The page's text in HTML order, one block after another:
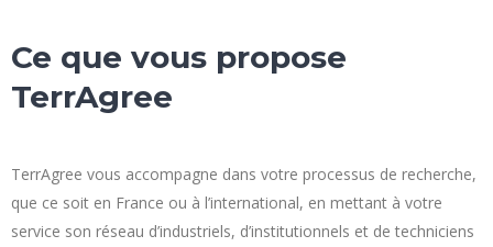
Ce que vous propose
TerrAgree
TerrAgree vous accompagne dans votre processus de recherche,
que ce soit en France ou à l’international, en mettant à votre
service son réseau d’industriels, d’institutionnels et de techniciens